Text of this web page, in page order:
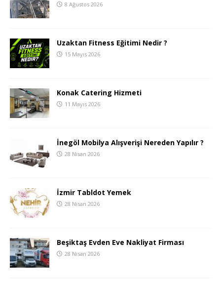
8 Ağustos 2026
Uzaktan Fitness Eğitimi Nedir ?
15 Mayıs 2026
Konak Catering Hizmeti
11 Mayıs 2026
İnegöl Mobilya Alışverişi Nereden Yapılır ?
28 Nisan 2026
İzmir Tabldot Yemek
28 Nisan 2026
Beşiktaş Evden Eve Nakliyat Firması
28 Nisan 2026